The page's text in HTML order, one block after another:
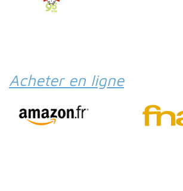
Acheter en ligne